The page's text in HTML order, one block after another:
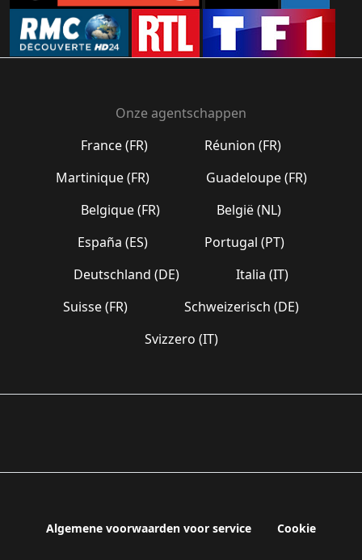
Onze agentschappen
France (FR)
Réunion (FR)
Martinique (FR)
Guadeloupe (FR)
Belgique (FR)
België (NL)
España (ES)
Portugal (PT)
Deutschland (DE)
Italia (IT)
Suisse (FR)
Schweizerisch (DE)
Svizzero (IT)
Algemene voorwaarden voor service Cookie